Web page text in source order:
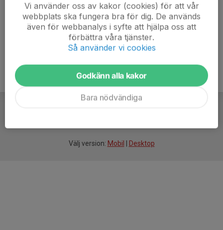
Välj version: Mobil Desktop
Vi använder oss av kakor (cookies) för att vår
webbplats ska fungera bra för dig. De används
även för webbanalys i syfte att hjälpa oss att
förbättra våra tjänster.
Så använder vi cookies
Godkänn alla kakor
Bara nödvändiga